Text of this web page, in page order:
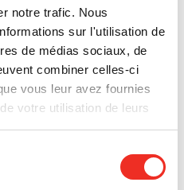
notre trafic. Nous
sur l'utilisation de
de médias sociaux, de
combiner celles-ci
vous leur avez fournies
votre utilisation de leurs